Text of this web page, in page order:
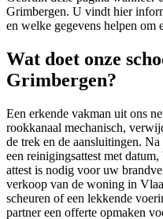
Grimbergen. U vindt hier
en welke gegevens helpen om
Wat doet onze
Grimbergen?
Een erkende vakman uit ons
rookkanaal mechanisch,
de trek en de aansluitingen.
een reinigingsattest met
attest is nodig voor uw
verkoop van de woning in
scheuren of een lekkende
partner een offerte opmaken